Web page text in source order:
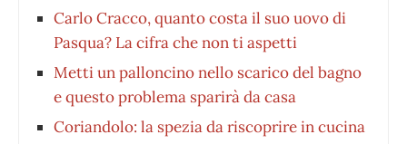
Carlo Cracco, quanto costa il suo uovo di
Pasqua? La cifra che non ti aspetti
Metti un palloncino nello scarico del bagno
e questo problema sparirà da casa
Coriandolo: la spezia da riscoprire in cucina